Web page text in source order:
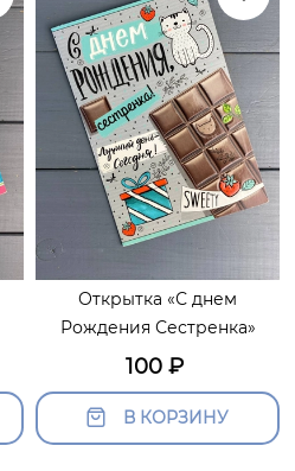
Открытка «С днем
Рождения Сестренка»
100 ₽
В КОРЗИНУ